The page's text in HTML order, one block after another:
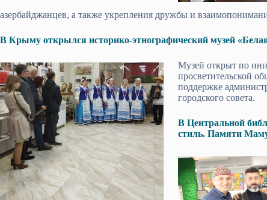
азербайджанцев, а также укрепления дружбы и
В Крыму открылся историко-этнографический музей
Музей открыт по
просветительской
поддержке
городского совета.
В Центральной
стиль. Памяти